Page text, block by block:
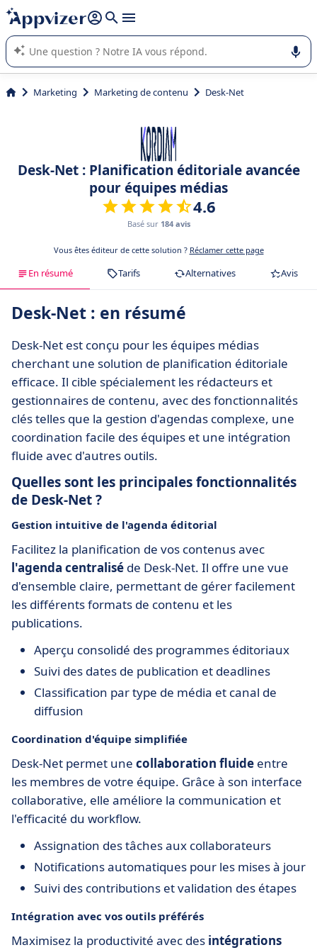
répondre (plusieurs lignes avec
L'IA de Appvizer vous guide dans l'utilisation ou la sélection de
logiciel SaaS en entreprise.
Marketing Marketing de contenu Desk-Net
Desk-Net : Planification éditoriale avancée
pour équipes médias
4.6
Basé sur 184 avis
Vous êtes éditeur de cette solution ? Réclamer cette page
En résumé Tarifs Alternatives Avis
Desk-Net : en résumé
Desk-Net est conçu pour les équipes médias
cherchant une solution de planification éditoriale
efficace. Il cible spécialement les rédacteurs et
gestionnaires de contenu, avec des fonctionnalités
clés telles que la gestion d'agendas complexe, une
coordination facile des équipes et une intégration
fluide avec d'autres outils.
Quelles sont les principales fonctionnalités
de Desk-Net ?
Gestion intuitive de l'agenda éditorial
Facilitez la planification de vos contenus avec
l'agenda centralisé de Desk-Net. Il offre une vue
d'ensemble claire, permettant de gérer facilement
les différents formats de contenu et les
publications.
Aperçu consolidé des programmes éditoriaux
Suivi des dates de publication et deadlines
Classification par type de média et canal de
diffusion
Coordination d'équipe simplifiée
Desk-Net permet une collaboration fluide entre
les membres de votre équipe. Grâce à son interface
collaborative, elle améliore la communication et
l'efficacité du workflow.
Assignation des tâches aux collaborateurs
Notifications automatiques pour les mises à jour
Suivi des contributions et validation des étapes
Intégration avec vos outils préférés
Maximisez la productivité avec des intégrations